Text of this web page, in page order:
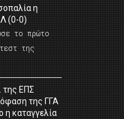
η
(0-0)
το πρώτο
της
της ΕΠΣ
της ΓΓΑ
η καταγγελία